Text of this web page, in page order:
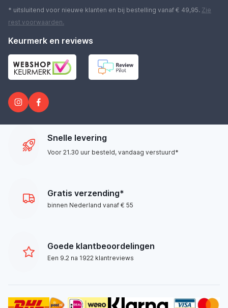
* uitsluitend voor nieuwe klanten en bij bestelling vanaf € 49,95. Zie
rest voorwaarden.
Keurmerk en reviews
Snelle levering
Voor 21.30 uur besteld, vandaag verstuurd*
Gratis verzending*
binnen Nederland vanaf € 55
Goede klantbeoordelingen
Een 9.2 na 1922 klantreviews